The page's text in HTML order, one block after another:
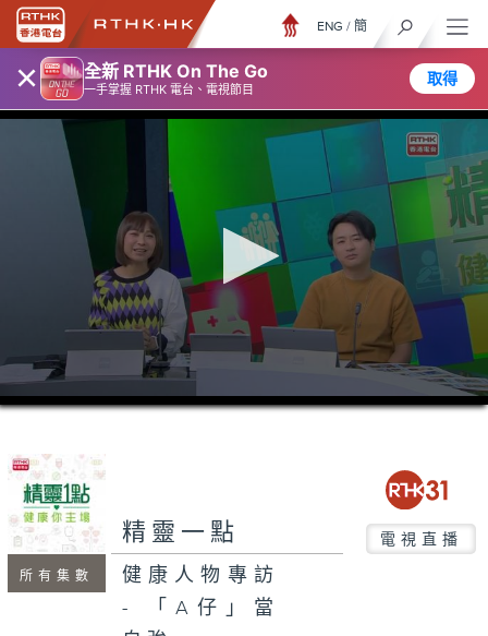
× 全新 RTHK On The Go
一手掌握 RTHK 電台、電視節目
取得
ENG / 簡
0
seconds
minutes,
58
seconds
所有集數
精靈一點 電視直播
健康人物專訪
- 「A仔」當